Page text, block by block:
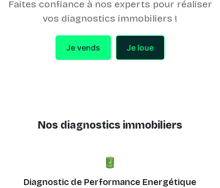
Faites confiance à nos experts pour réaliser
vos diagnostics immobiliers !
Je vends Je loue
Nos diagnostics immobiliers
Diagnostic de Performance Energétique